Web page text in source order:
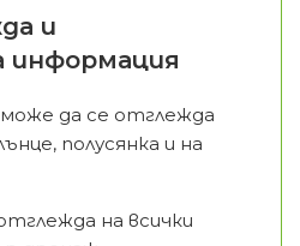
и
информация
може да се отглежда
полусянка и на
на всички